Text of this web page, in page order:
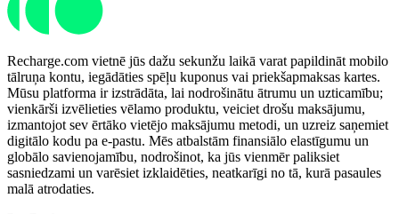
Recharge.com vietnē jūs dažu sekunžu laikā varat papildināt mobilo
tālruņa kontu, iegādāties spēļu kuponus vai priekšapmaksas kartes.
Mūsu platforma ir izstrādāta, lai nodrošinātu ātrumu un uzticamību;
vienkārši izvēlieties vēlamo produktu, veiciet drošu maksājumu,
izmantojot sev ērtāko vietējo maksājumu metodi, un uzreiz saņemiet
digitālo kodu pa e-pastu. Mēs atbalstām finansiālo elastīgumu un
globālo savienojamību, nodrošinot, ka jūs vienmēr paliksiet
sasniedzami un varēsiet izklaidēties, neatkarīgi no tā, kurā pasaules
malā atrodaties.